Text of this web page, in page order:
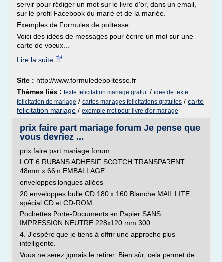
servir pour rédiger un mot sur le livre d'or, dans un email,
sur le profil Facebook du marié et de la mariée.
Exemples de Formules de politesse
Voici des idées de messages pour écrire un mot sur une
carte de voeux...
Lire la suite
Site : http://www.formuledepolitesse.fr
Thèmes liés : texte felicitation mariage gratuit/ idee de texte
felicitation de mariage / cartes mariages felicitations gratuites / carte
felicitation mariage / exemple mot pour livre d'or mariage
prix faire part mariage forum Je pense que
vous devriez ...
prix faire part mariage forum
LOT 6 RUBANS ADHESIF SCOTCH TRANSPARENT
48mm x 66m EMBALLAGE
enveloppes longues allées
20 enveloppes bulle CD 180 x 160 Blanche MAIL LITE
spécial CD et CD-ROM
Pochettes Porte-Documents en Papier SANS
IMPRESSION NEUTRE 228x120 mm 300
4. J'espère que je tiens à offrir une approche plus
intelligente.
Vous ne serez jqmais le retirer. Bien sûr, cela permet de...